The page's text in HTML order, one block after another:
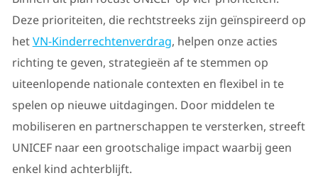
Deze prioriteiten, die rechtstreeks zijn geïnspireerd op
hetVN-Kinderrechtenverdrag, helpen onze acties
richting te geven, strategieën af te stemmen op
uiteenlopende nationale contexten en flexibel in te
spelen op nieuwe uitdagingen. Door middelen te
mobiliseren en partnerschappen te versterken, streeft
UNICEF naar een grootschalige impact waarbij geen
enkel kind achterblijft.